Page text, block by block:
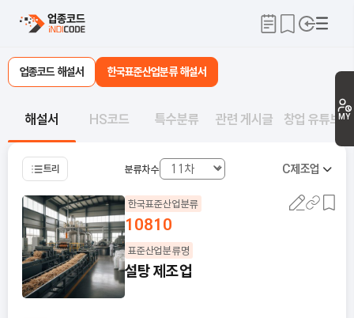
MY
업종코드 해설서 한국표준산업분류 해설서
해설서 HS코드 특수분류 관련 게시글 창업 유튜브
트리 분류차수 C제조업
한국표준산업분류
10810
표준산업분류명
설탕 제조업